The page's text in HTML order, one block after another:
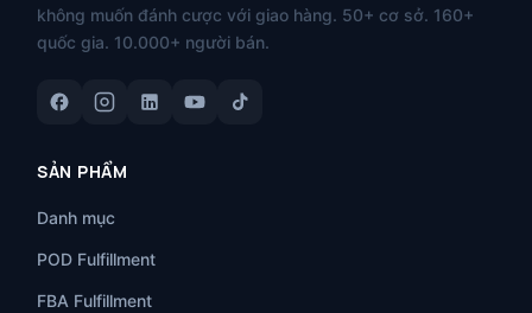
không muốn đánh cược với giao hàng. 50+ cơ sở. 160+
quốc gia. 10.000+ người bán.
SẢN PHẨM
Danh mục
POD Fulfillment
FBA Fulfillment